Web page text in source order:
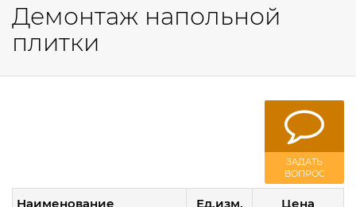
Демонтаж напольной
плитки
ЗАДАТЬ
ВОПРОС
Наименование Ед.изм.
Цена